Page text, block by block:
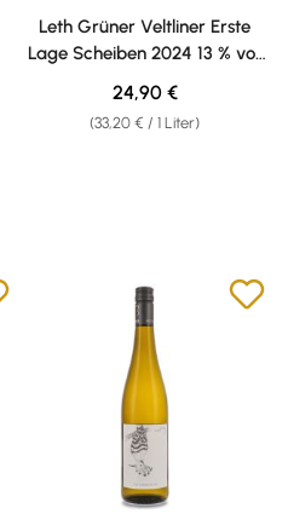
Durchschnittliche Bewertung
Leth Grüner Veltliner Erste
Lage Scheiben 2024 13 % vol.
0,75l
(33,20 € / 1 Liter)
Regulärer Preis:
24,90 €